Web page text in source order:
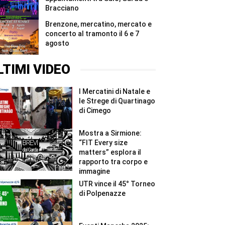
Bracciano
Brenzone, mercatino, mercato e
concerto al tramonto il 6 e 7
agosto
VIDEO
I Mercatini di Natale e
le Strege di Quartinago
di Cimego
Mostra a Sirmione:
“FIT Every size
matters” esplora il
rapporto tra corpo e
immagine
UTR vince il 45° Torneo
di Polpenazze